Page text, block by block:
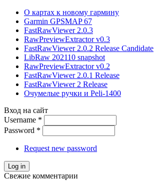
О картах к новому гармину
Garmin GPSMAP 67
FastRawViewer 2.0.3
RawPreviewExtractor v0.3
FastRawViewer 2.0.2 Release Candidate
LibRaw 202110 snapshot
RawPreviewExtractor v0.2
FastRawViewer 2.0.1 Release
FastRawViewer 2 Release
Очумелые ручки и Peli-1400
Вход на сайт
Username *
Password *
Request new password
Свежие комментарии